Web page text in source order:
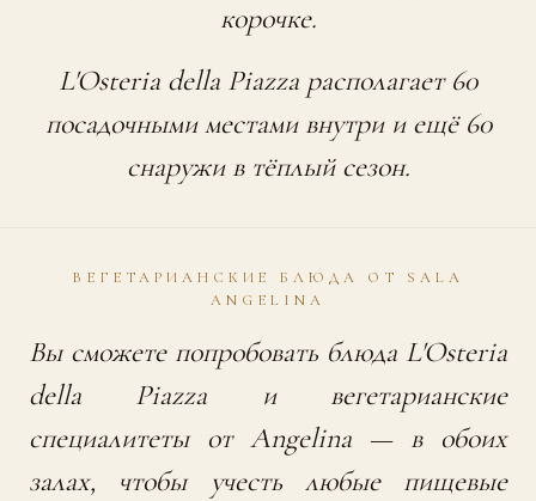
корочке.
L'Osteria della Piazza располагает 60
посадочными местами внутри и ещё 60
снаружи в тёплый сезон.
ВЕГЕТАРИАНСКИЕ БЛЮДА ОТ SALA
ANGELINA
Вы сможете попробовать блюда L'Osteria
della Piazza и вегетарианские
специалитеты от Angelina — в обоих
залах, чтобы учесть любые пищевые